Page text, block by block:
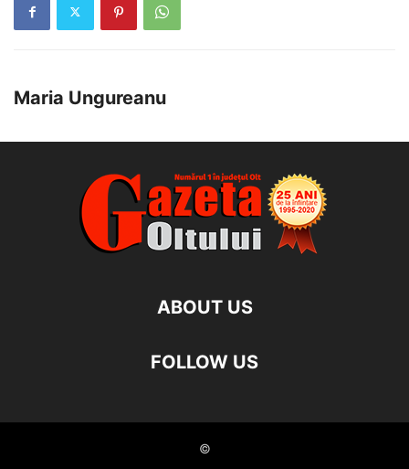
Maria Ungureanu
ABOUT US
FOLLOW US
©